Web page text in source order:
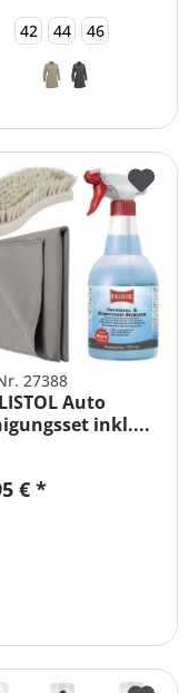
42 44 46
27388
Auto
inkl....
€ *